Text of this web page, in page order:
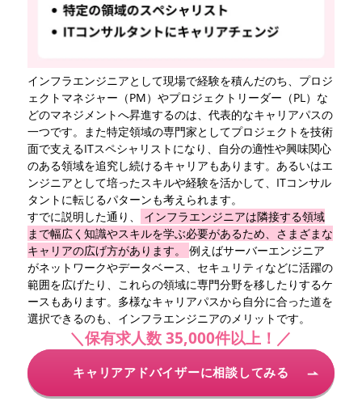
インフラエンジニアとして現場で経験を積んだのち、プロジ
ェクトマネジャー（PM）やプロジェクトリーダー（PL）な
どのマネジメントへ昇進するのは、代表的なキャリアパスの
一つです。また特定領域の専門家としてプロジェクトを技術
面で支えるITスペシャリストになり、自分の適性や興味関心
のある領域を追究し続けるキャリアもあります。あるいはエ
ンジニアとして培ったスキルや経験を活かして、ITコンサル
タントに転じるパターンも考えられます。
すでに説明した通り、
インフラエンジニアは隣接する領域
まで幅広く知識やスキルを学ぶ必要があるため、さまざまな
キャリアの広げ方があります。 例えばサーバーエンジニア
がネットワークやデータベース、セキュリティなどに活躍の
範囲を広げたり、これらの領域に専門分野を移したりするケ
ースもあります。多様なキャリアパスから自分に合った道を
選択できるのも、インフラエンジニアのメリットです。
＼保有求人数 35,000件以上！／
キャリアアドバイザーに相談してみる